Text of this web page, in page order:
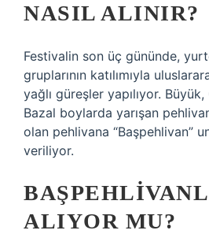
NASIL ALINIR?
Festivalin son üç gününde,
gruplarının katılımıyla
yağlı güreşler yapılıyor.
Bazal boylarda yarışan
olan pehlivana “Başpehlivan”
veriliyor.
ALIYOR MU?